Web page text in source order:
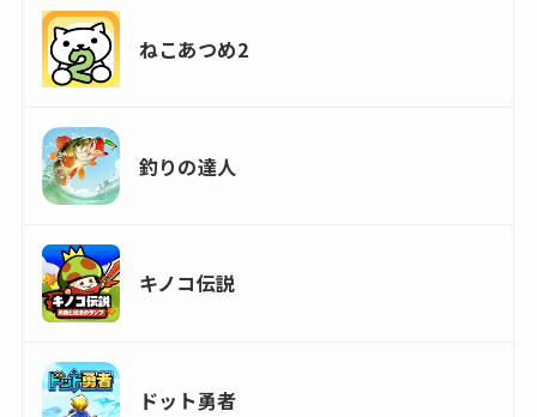
ねこあつめ2
釣りの達人
キノコ伝説
ドット勇者